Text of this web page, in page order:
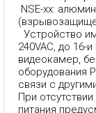
NSE-xx:
Устройство
240VAC, до 16-
видеокамер,
оборудования
связи с
При
питания